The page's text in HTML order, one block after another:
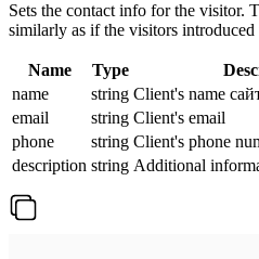
Sets the contact info for the visitor.
similarly as if the visitors
Name Type
name
string Client's name
email
string Client's email
phone
string Client's phone
description string Additional